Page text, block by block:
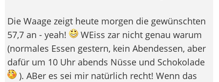
Die Waage zeigt heute morgen die gewünschten
57,7 an - yeah!
WEiss zar nicht genau warum
(normales Essen gestern, kein Abendessen, aber
dafür um 10 Uhr abends Nüsse und Schokolade
). ABer es sei mir natürlich recht! Wenn das